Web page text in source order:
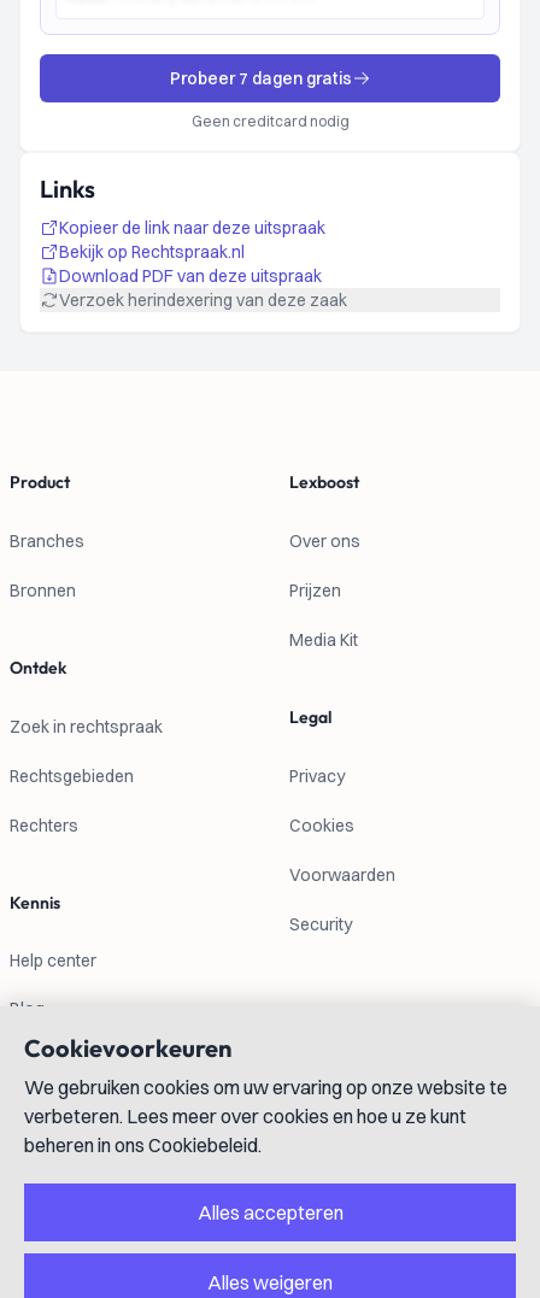
Probeer 7 dagen gratis
Geen creditcard nodig
Links
Kopieer de link naar deze uitspraak
Bekijk op Rechtspraak.nl
Download PDF van deze uitspraak
Verzoek herindexering van deze zaak
Product
Branches
Bronnen
Ontdek
Zoek in rechtspraak
Rechtsgebieden
Rechters
Kennis
Help center
Blog
Lexboost
Over ons
Prijzen
Media Kit
Legal
Privacy
Cookies
Voorwaarden
Security
Contactgegevens
info@lexboost.com
GitHubYouTube
Cookievoorkeuren
We gebruiken cookies om uw ervaring op onze website te
verbeteren. Lees meer over cookies en hoe u ze kunt
beheren in ons Cookiebeleid.
Alles accepteren
Alles weigeren